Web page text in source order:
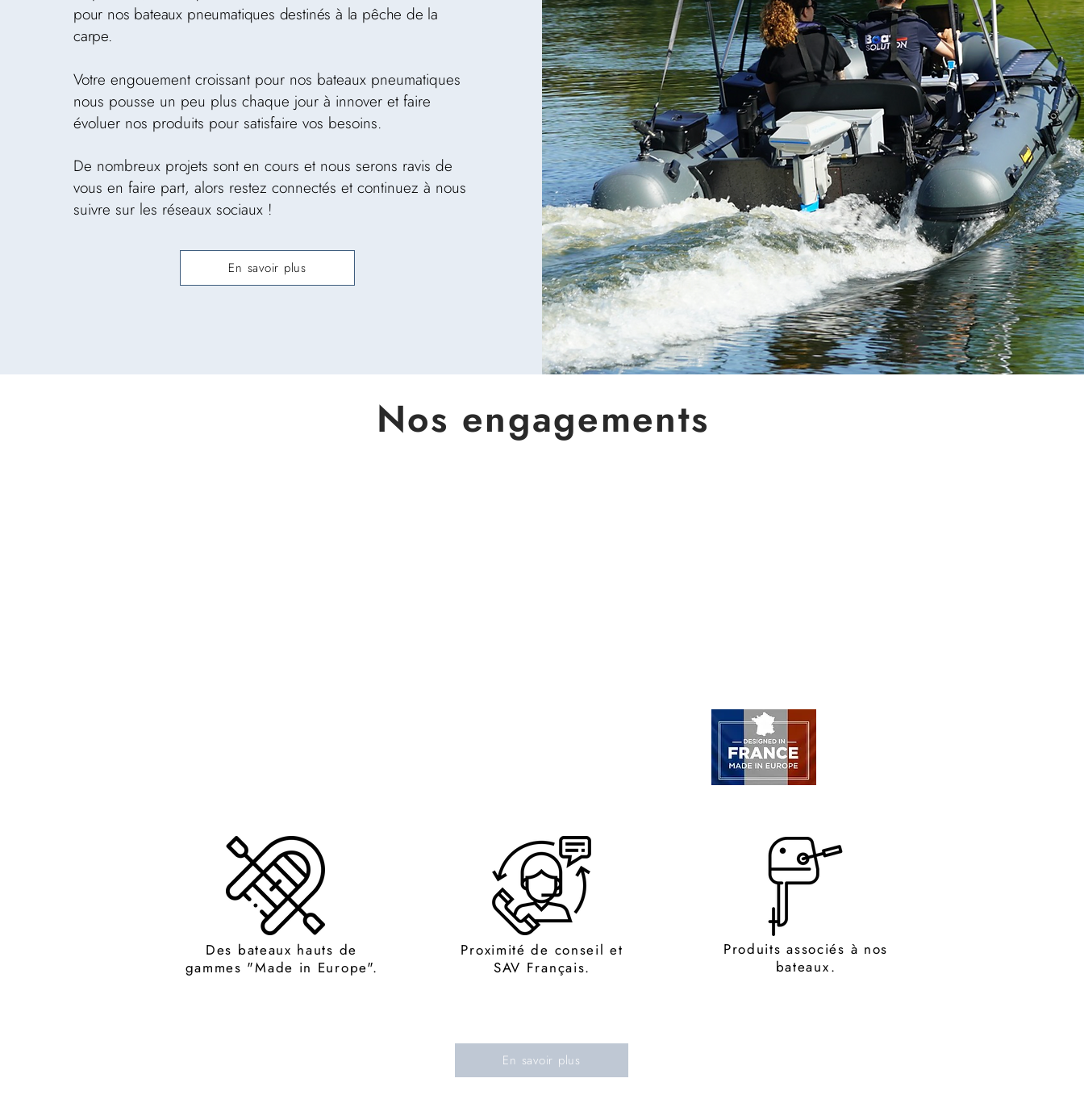
pour nos bateaux pneumatiques destinés à la pêche de la
carpe.
Votre engouement croissant pour nos bateaux pneumatiques
nous pousse un peu plus chaque jour à innover et faire
évoluer nos produits pour satisfaire vos besoins.
De nombreux projets sont en cours et nous serons ravis de
vous en faire part, alors restez connectés et continuez à nous
suivre sur les réseaux sociaux !
En savoir plus
Nos engagements
Des bateaux hauts de
gammes "Made in Europe".
Proximité de conseil et
SAV Français.
Produits associés à nos
bateaux.
En savoir plus